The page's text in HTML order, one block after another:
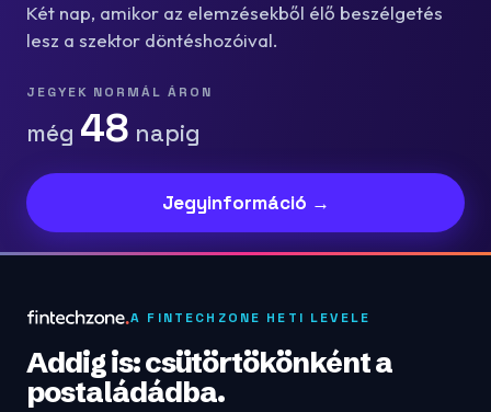
Két nap, amikor az elemzésekből élő beszélgetés
lesz a szektor döntéshozóival.
JEGYEK NORMÁL ÁRON
még 48 napig
Jegyinformáció →
A FINTECHZONE HETI LEVELE
Addig is: csütörtökönként a
postaládádba.